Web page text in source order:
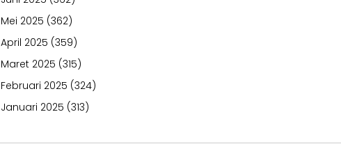
Mei 2025 (362)
April 2025 (359)
Maret 2025 (315)
Februari 2025 (324)
Januari 2025 (313)